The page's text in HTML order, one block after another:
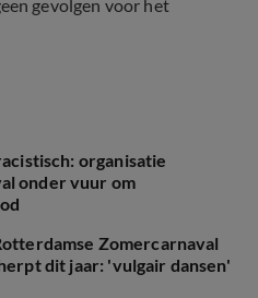
gevolgen voor het
organisatie
onder vuur om
Zomercarnaval
dit jaar: 'vulgair dansen'